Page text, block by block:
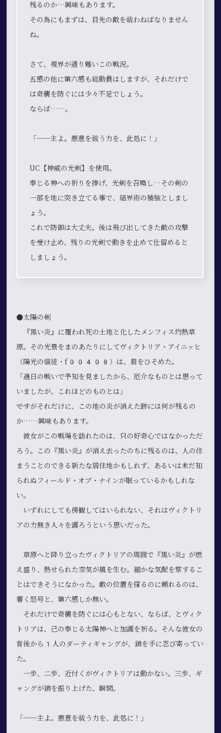
残るのか…興味もあります。
その為にもまずは、目先の敵を祓わねばなりません
ね。
さて、視界が通り難いこの戦況。
五感の他に第六感も総動員はしますが、それだけで
は奇襲を防ぐには少々不足でしょう。
ならば……。
「──主よ。悪意を祓う力を、此処に！」
UC【神威の光剣】を使用。
奉じる神への祈りを捧げ、光剣を召喚し…その剣の
一部を地に突き立てる事で、結界術の補強としまし
ょう。
これで防御は大丈夫。後は飛び出してきた敵の攻撃
を受け止め、残りの光剣で動きを止めて仕留めると
しましょう。
●太陽の剣
『黒い炎』に覆われ死の土地と化したメンフィス灼熱草
原。その光景をまのあたりにしてヴィクトリア・アイニッヒ
（陽光の信徒・f00408）は、眉をひそめた。
「過日の戦いで予知を見ましたから、厄介なものとは思って
いましたが、これほどのものとは」
――ですがそれだけに、この地の炎が消えた跡には何が残るの
か……興味もあります。
彼女がこの戦場を訪れたのは、只の好奇心ではなかっただ
ろう。この『黒い炎』が消え去ったのちに残るのは、人の住
まうことのできる新たな居住地かもしれず、あるいは未だ知
られぬフィールド・オブ・ナインが眠っているかもしれな
い。
いずれにしても傍観してはいられない、それはヴィクトリ
アの力無き人々を護ろうという思いだった。
草原へと降り立ったヴィクトリアの周囲で『黒い炎』が燃
え盛り、熱せられた空気が風を生む。細かな気配を察するこ
とはできそうになかった。敵の位置を探るのに頼れるのは、
響く怒号と、第六感しか無い。
それだけで奇襲を防ぐには心もとない、ならば、とヴィク
トリアは、己の奉じる太陽神へと加護を祈る。そんな彼女の
背後から1人のダーティギャングが、鎖を手に忍び寄ってい
た。
一歩、二歩、近付くがヴィクトリアは動かない。三歩、ギ
ャングが鎖を振り上げた、瞬間。
「──主よ。悪意を祓う力を、此処に！」